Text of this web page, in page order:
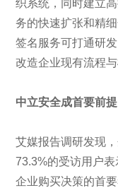
织系统，同时建立
务的快速扩张和精
签名服务可打通研
改造企业现有流程
中立安全成首要前提
艾媒报告调研发现
73.3%的受访用户
企业购买决策的首